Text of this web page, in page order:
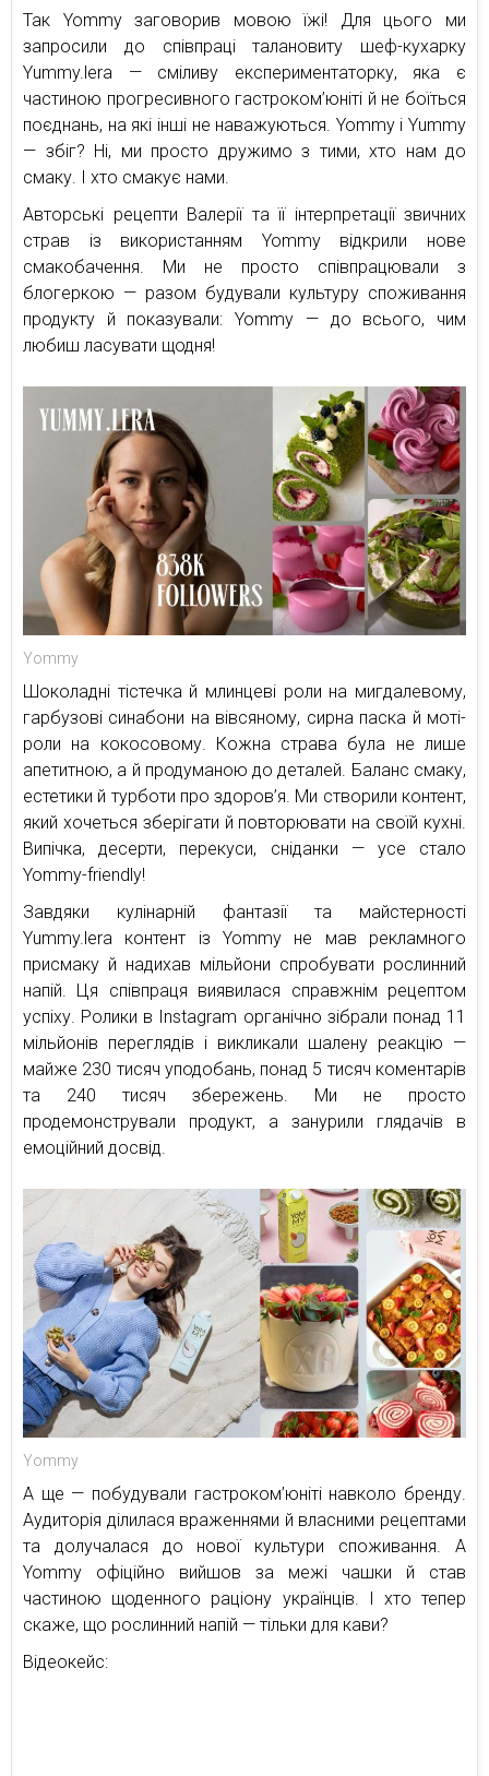
Так Yommy заговорив мовою їжі! Для цього ми
запросили до співпраці талановиту шеф-кухарку
Yummy.lera — сміливу експериментаторку, яка є
частиною прогресивного гастроком’юніті й не боїться
поєднань, на які інші не наважуються. Yommy і Yummy
— збіг? Ні, ми просто дружимо з тими, хто нам до
смаку. І хто смакує нами.
Авторські рецепти Валерії та її інтерпретації звичних
страв із використанням Yommy відкрили нове
смакобачення. Ми не просто співпрацювали з
блогеркою — разом будували культуру споживання
продукту й показували: Yommy — до всього, чим
любиш ласувати щодня!
Yommy
Шоколадні тістечка й млинцеві роли на мигдалевому,
гарбузові синабони на вівсяному, сирна паска й моті-
роли на кокосовому. Кожна страва була не лише
апетитною, а й продуманою до деталей. Баланс смаку,
естетики й турботи про здоров’я. Ми створили контент,
який хочеться зберігати й повторювати на своїй кухні.
Випічка, десерти, перекуси, сніданки — усе стало
Yommy-friendly!
Завдяки кулінарній фантазії та майстерності
Yummy.lera контент із Yommy не мав рекламного
присмаку й надихав мільйони спробувати рослинний
напій. Ця співпраця виявилася справжнім рецептом
успіху. Ролики в Instagram органічно зібрали понад 11
мільйонів переглядів і викликали шалену реакцію —
майже 230 тисяч уподобань, понад 5 тисяч коментарів
та 240 тисяч збережень. Ми не просто
продемонстрували продукт, а занурили глядачів в
емоційний досвід.
Yommy
А ще — побудували гастроком’юніті навколо бренду.
Аудиторія ділилася враженнями й власними рецептами
та долучалася до нової культури споживання. А
Yommy офіційно вийшов за межі чашки й став
частиною щоденного раціону українців. І хто тепер
скаже, що рослинний напій — тільки для кави?
Відеокейс: